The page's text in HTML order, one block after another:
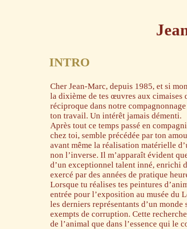
INTRO
Cher Jean-Marc, depuis 1985, et si
la dixième de tes œuvres aux cimaises
réciproque dans notre
ton travail. Un intérêt jamais démenti.
Après tout ce temps passé en
chez toi, semble précédée par ton
avant même la réalisation matérielle
non l’inverse. Il m’apparaît évident
d’un exceptionnel talent inné, enrichi
exercé par des années de pratique
Lorsque tu réalises tes peintures
entrée pour l’exposition au musée du
les derniers représentants d’un
exempts de corruption. Cette
de l’animal que dans l’essence qui le